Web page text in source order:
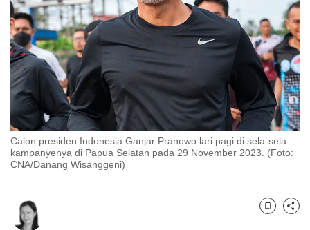
Calon presiden Indonesia Ganjar Pranowo lari pagi di sela-sela
kampanyenya di Papua Selatan pada 29 November 2023. (Foto:
CNA/Danang Wisanggeni)
Bookmark
Share
your
experience
with
CNA
be
fast,
secure
and
the
it
can